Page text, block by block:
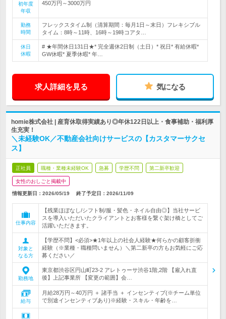
初年度
年収
450万円～3000万円
勤務
時間
フレックスタイム制（清算期間：毎月1日～末日）フレキシブル
タイム：8時～11時、16時～19時コアタ…
休日
休暇
# ★年間休日131日★* 完全週休2日制（土日）* 祝日* 有給休暇*
GW休暇* 夏季休暇* 年…
求人詳細を見る 気になる
homie株式会社 | 産育休取得実績あり◎年休122日以上・食事補助・福利厚
生充実！
＼未経験OK／不動産会社向けサービスの【カスタマーサクセ
ス】
正社員 職種・業種未経験OK 急募 学歴不問 第二新卒歓迎
女性のおしごと掲載中
情報更新日：2026/05/19 終了予定日： 2026/11/09
仕事内容
【残業ほぼなし/シフト制/服・髪色・ネイル自由◎】当社サービ
スを導入いただいたクライアントとお客様を繋ぐ架け橋としてご
活躍いただきます。
対象と
なる方
【学歴不問】<必須>★1年以上の社会人経験★何らかの顧客折衝
経験（※業種・職種問いません）＼第二新卒の方もお気軽にご応
募ください／
勤務地
東京都渋谷区円山町23-2 アレトゥーサ渋谷1階,2階 【雇入れ直
後】上記事業所 【変更の範囲】会…
給与
月給28万円～40万円 ＋ 諸手当 ＋ インセンティブ(※チーム単位
で別途インセンティブあり)※経験・スキル・年齢を…